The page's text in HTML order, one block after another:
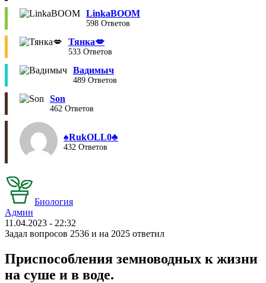
LinkaBOOM
598 Ответов
Тянка💋
533 Ответов
Вадимыч
489 Ответов
Son
462 Ответов
♠︎RukOLL0♣︎
432 Ответов
Биология
Админ
11.04.2023 - 22:32
Задал вопросов 2536 и на 2025 ответил
Приспособления земноводных к жизни
на суше и в воде.